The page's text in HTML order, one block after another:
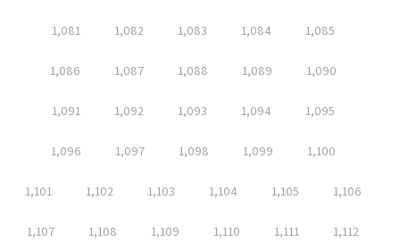
1,081 1,082 1,083 1,084 1,085
1,086 1,087 1,088 1,089 1,090
1,091 1,092 1,093 1,094 1,095
1,096 1,097 1,098 1,099 1,100
1,101 1,102 1,103 1,104 1,105 1,106
1,107 1,108 1,109 1,110 1,111 1,112